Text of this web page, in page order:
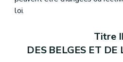
Art. 107
Art. 108
loi.
Titre II
DES BELGES ET DE